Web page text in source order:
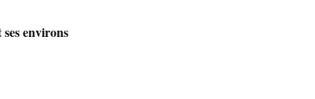
environs